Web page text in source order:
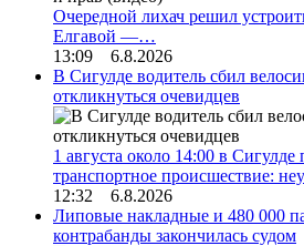
Очередной лихач решил
Елгавой —…
13:09 6.8.2026
В Сигулде водитель сбил
откликнуться очевидцев
1 августа около 14:00 в
транспортное происшествие:
12:32 6.8.2026
Липовые накладные и 480 000
контрабанды закончилась судом